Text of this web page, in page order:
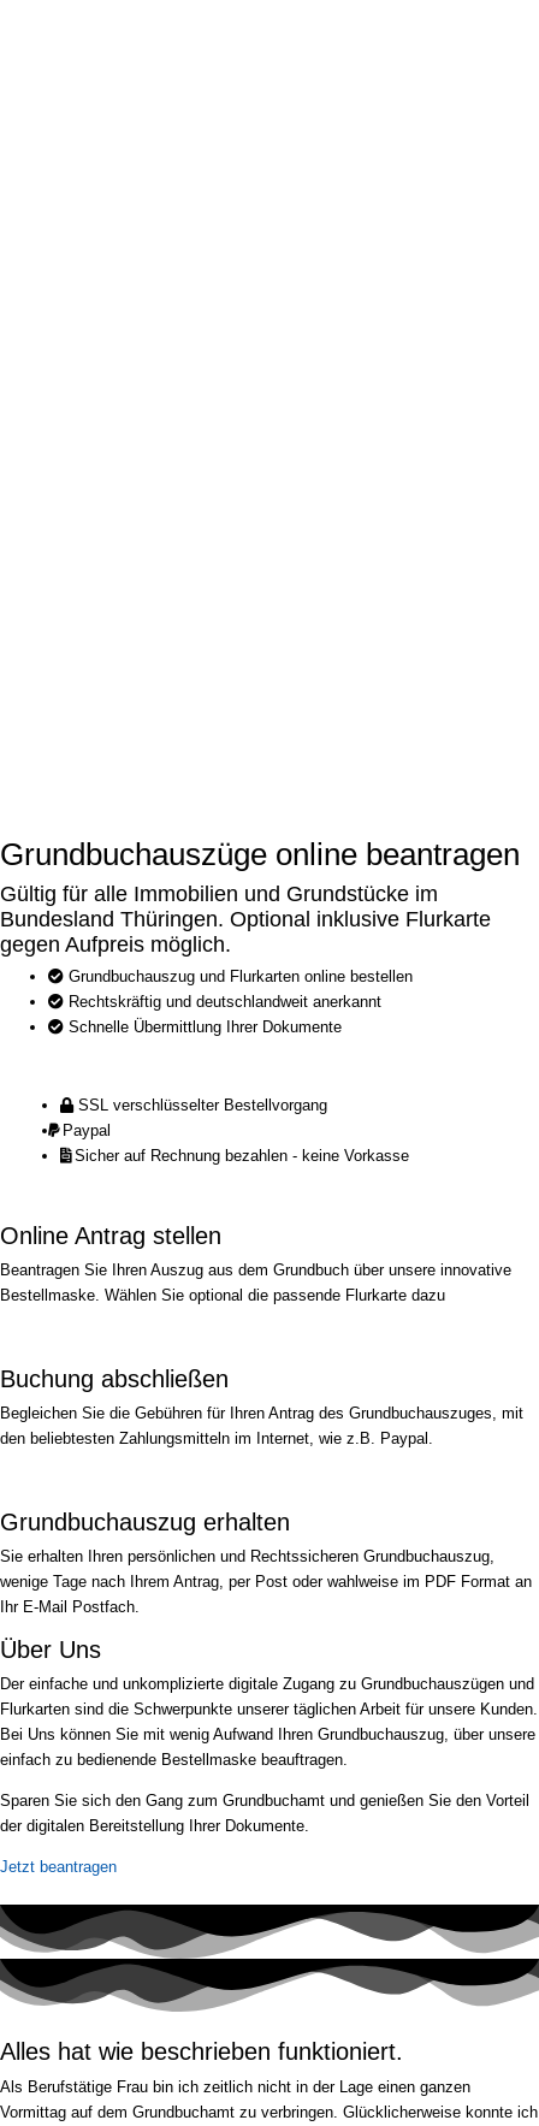
Grundbuchauszüge online beantragen
Gültig für alle Immobilien und Grundstücke im
Bundesland Thüringen. Optional inklusive Flurkarte
gegen Aufpreis möglich.
Grundbuchauszug und Flurkarten online bestellen
Rechtskräftig und deutschlandweit anerkannt
Schnelle Übermittlung Ihrer Dokumente
SSL verschlüsselter Bestellvorgang
Paypal
Sicher auf Rechnung bezahlen - keine Vorkasse
Online Antrag stellen
Beantragen Sie Ihren Auszug aus dem Grundbuch über unsere innovative
Bestellmaske. Wählen Sie optional die passende Flurkarte dazu
Buchung abschließen
Begleichen Sie die Gebühren für Ihren Antrag des Grundbuchauszuges, mit
den beliebtesten Zahlungsmitteln im Internet, wie z.B. Paypal.
Grundbuchauszug erhalten
Sie erhalten Ihren persönlichen und Rechtssicheren Grundbuchauszug,
wenige Tage nach Ihrem Antrag, per Post oder wahlweise im PDF Format an
Ihr E-Mail Postfach.
Über Uns
Der einfache und unkomplizierte digitale Zugang zu Grundbuchauszügen und
Flurkarten sind die Schwerpunkte unserer täglichen Arbeit für unsere Kunden.
Bei Uns können Sie mit wenig Aufwand Ihren Grundbuchauszug, über unsere
einfach zu bedienende Bestellmaske beauftragen.
Sparen Sie sich den Gang zum Grundbuchamt und genießen Sie den Vorteil
der digitalen Bereitstellung Ihrer Dokumente.
Jetzt beantragen
Alles hat wie beschrieben funktioniert.
Als Berufstätige Frau bin ich zeitlich nicht in der Lage einen ganzen
Vormittag auf dem Grundbuchamt zu verbringen. Glücklicherweise konnte ich